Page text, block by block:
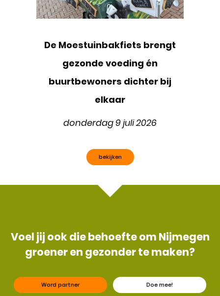
De Moestuinbakfiets brengt
gezonde voeding én
buurtbewoners dichter bij
elkaar
donderdag 9 juli 2026
bekijken
Voel jij ook die behoefte om Nijmegen
groener en gezonder te maken?
Word partner Doe mee!